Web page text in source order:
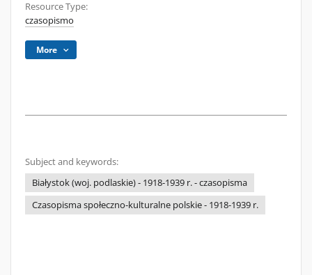
Resource Type:
czasopismo
More
Subject and keywords:
Białystok (woj. podlaskie) - 1918-1939 r. - czasopisma
Czasopisma społeczno-kulturalne polskie - 1918-1939 r.